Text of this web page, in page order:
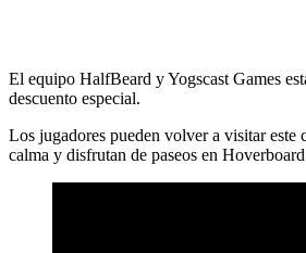
El equipo HalfBeard y Yogscast Games
descuento especial.
Los jugadores pueden volver a visitar
calma y disfrutan de paseos en